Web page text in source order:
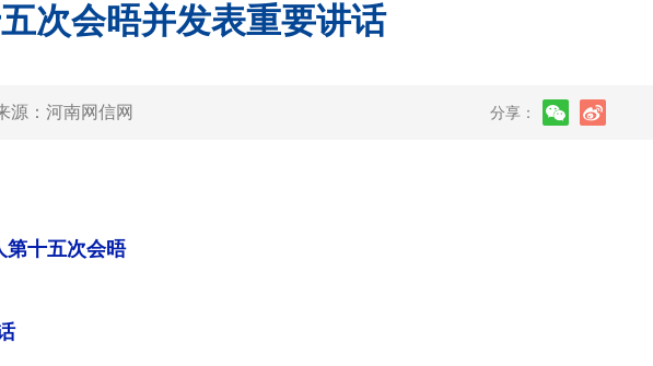
次会晤并发表重要讲话
源： 河南网信网 分享：
第十五次会晤